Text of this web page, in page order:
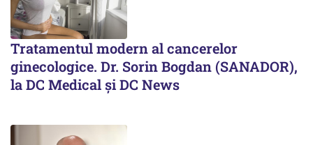
Tratamentul modern al cancerelor
ginecologice. Dr. Sorin Bogdan (SANADOR),
la DC Medical și DC News